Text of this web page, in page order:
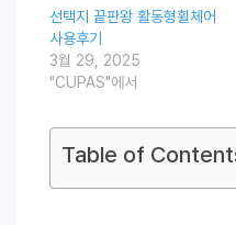
선택지 끝판왕 활동형휠체어
사용후기
3월 29, 2025
"CUPAS"에서
Table of